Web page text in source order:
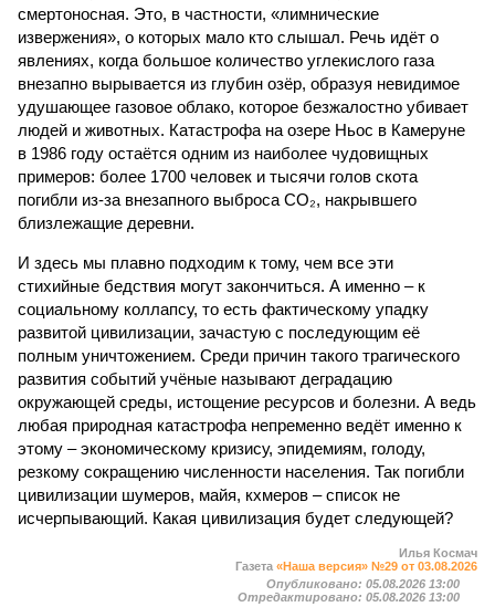
смертоносная. Это, в частности, «лимнические
извержения», о которых мало кто слышал. Речь идёт о
явлениях, когда большое количество углекислого газа
внезапно вырывается из глубин озёр, образуя невидимое
удушающее газовое облако, которое безжалостно убивает
людей и животных. Катастрофа на озере Ньос в Камеруне
в 1986 году остаётся одним из наиболее чудовищных
примеров: более 1700 человек и тысячи голов скота
погибли из-за внезапного выброса CO₂, накрывшего
близлежащие деревни.
И здесь мы плавно подходим к тому, чем все эти
стихийные бедствия могут закончиться. А именно – к
социальному коллапсу, то есть фактическому упадку
развитой цивилизации, зачастую с последующим её
полным уничтожением. Среди причин такого трагического
развития событий учёные называют деградацию
окружающей среды, истощение ресурсов и болезни. А ведь
любая природная катастрофа непременно ведёт именно к
этому – экономическому кризису, эпидемиям, голоду,
резкому сокращению численности населения. Так погибли
цивилизации шумеров, майя, кхмеров – список не
исчерпывающий. Какая цивилизация будет следующей?
Илья Космач
Газета «Наша версия» №29 от 03.08.2026
Опубликовано: 05.08.2026 13:00
Отредактировано: 05.08.2026 13:00